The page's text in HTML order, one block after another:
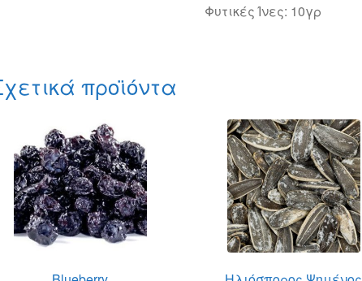
Φυτικές Ίνες: 10γρ
προϊόντα